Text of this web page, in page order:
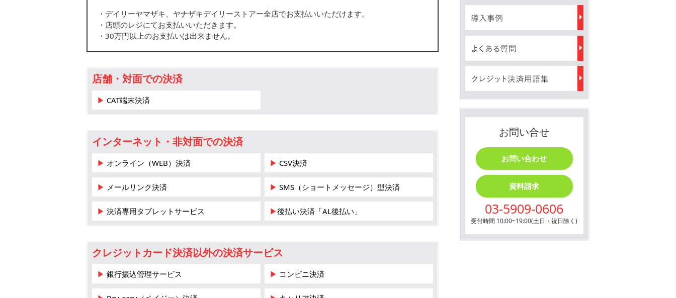
お問い合せ
お問い合わせ
資料請求
03-5909-0606
受付時間 10:00~19:00(土日・祝日除く)
・デイリーヤマザキ、ヤナザキデイリーストアー全店でお支払いいただけます。
・店頭のレジにてお支払いいただきます。
・30万円以上のお支払いは出来ません。
店舗・対面での決済
▶ CAT端末決済
インターネット・非対面での決済
▶ オンライン（WEB）決済 ▶ CSV決済
▶ メールリンク決済 ▶ SMS（ショートメッセージ）型決済
▶ 決済専用タブレットサービス ▶後払い決済「AL後払い」
クレジットカード決済以外の決済サービス
▶ 銀行振込管理サービス ▶ コンビニ決済